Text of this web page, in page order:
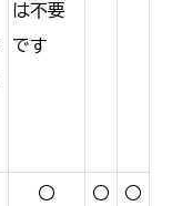
は不要
です
○ ○ ○